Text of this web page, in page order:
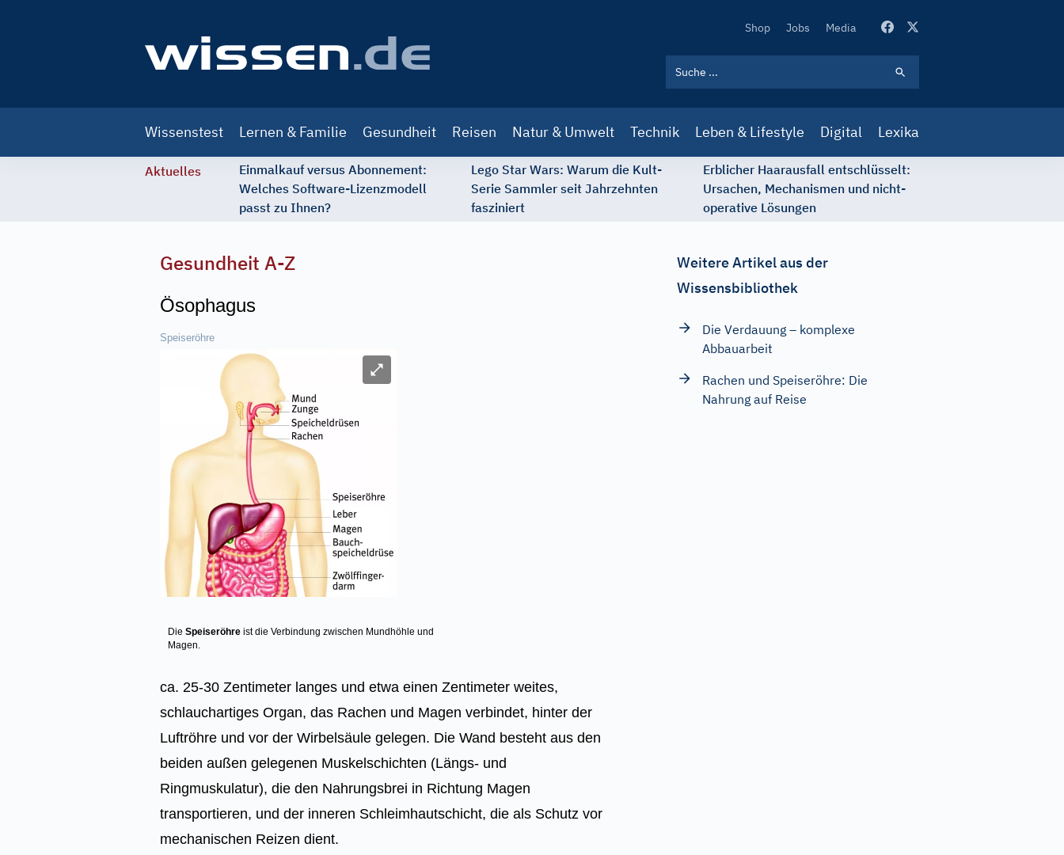
Secondary
Shop Jobs Media
navigation
Wissenstest Lernen & Familie Gesundheit Reisen Natur & Umwelt Technik Leben & Lifestyle Digital Lexika
Aktuelles
Einmalkauf versus Abonnement:
Welches Software-Lizenzmodell
passt zu Ihnen?
Lego Star Wars: Warum die Kult-
Serie Sammler seit Jahrzehnten
fasziniert
Erblicher Haarausfall entschlüsselt:
Ursachen, Mechanismen und nicht-
operative Lösungen
Gesundheit A-Z
Ösophagus
Speiseröhre
Bild vergrößern
Die Speiseröhre ist die Verbindung zwischen Mundhöhle und
Magen.
ca. 25-30 Zentimeter langes und etwa einen Zentimeter weites,
schlauchartiges Organ, das Rachen und Magen verbindet, hinter der
Luftröhre und vor der Wirbelsäule gelegen. Die Wand besteht aus den
beiden außen gelegenen Muskelschichten (Längs- und
Ringmuskulatur), die den Nahrungsbrei in Richtung Magen
transportieren, und der inneren Schleimhautschicht, die als Schutz vor
mechanischen Reizen dient.
Weitere Artikel aus der
Wissensbibliothek
Die Verdauung – komplexe
Abbauarbeit
Rachen und Speiseröhre: Die
Nahrung auf Reise